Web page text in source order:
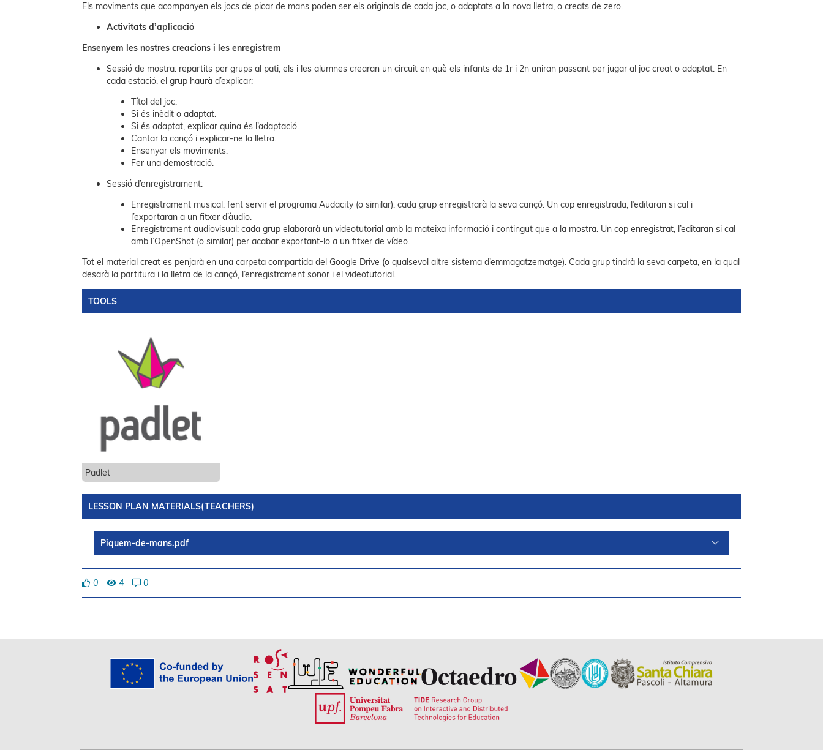
Els moviments que acompanyen els jocs de picar de mans poden ser els originals de cada joc, o adaptats a la nova lletra, o creats de zero.
Activitats d’aplicació
​​​​​​​Ensenyem les nostres creacions i les enregistrem
Sessió de mostra: repartits per grups al pati, els i les alumnes crearan un circuit en què els infants de 1r i 2n aniran passant per jugar al joc creat o adaptat. En
cada estació, el grup haurà d’explicar:
Títol del joc.
Si és inèdit o adaptat.
Si és adaptat, explicar quina és l’adaptació.
Cantar la cançó i explicar-ne la lletra.
Ensenyar els moviments.
Fer una demostració.
Sessió d’enregistrament:
Enregistrament musical: fent servir el programa Audacity (o similar), cada grup enregistrarà la seva cançó. Un cop enregistrada, l’editaran si cal i
l’exportaran a un fitxer d’àudio.
Enregistrament audiovisual: cada grup elaborarà un videotutorial amb la mateixa informació i contingut que a la mostra. Un cop enregistrat, l’editaran si cal
amb l’OpenShot (o similar) per acabar exportant-lo a un fitxer de vídeo.
Tot el material creat es penjarà en una carpeta compartida del Google Drive (o qualsevol altre sistema d’emmagatzematge). Cada grup tindrà la seva carpeta, en la qual
desarà la partitura i la lletra de la cançó, l’enregistrament sonor i el videotutorial.
TOOLS
Padlet
LESSON PLAN MATERIALS(TEACHERS)
Piquem-de-mans.pdf
0
4 0